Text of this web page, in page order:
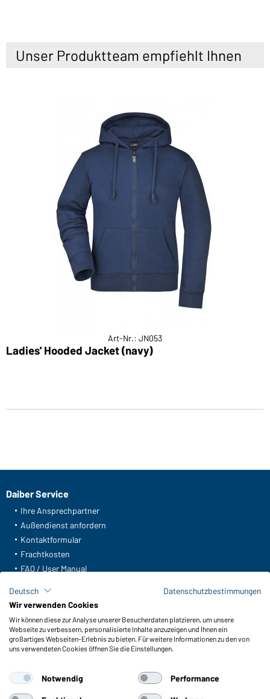
Unser Produktteam empfiehlt Ihnen
Art-Nr.: JN053
Ladies' Hooded Jacket (navy)
Daiber Service
Ihre Ansprechpartner
Außendienst anfordern
Kontaktformular
Frachtkosten
FAQ / User Manual
Meldeportal nach Hinweisgeberschutz
Funktionen & Pflege
Produkteigenschaften
Pflegehinweise
Farben
Deutsch
Datenschutzbestimmungen
Wir verwenden Cookies
Wir können diese zur Analyse unserer Besucherdaten platzieren, um unsere
Webseite zu verbessern, personalisierte Inhalte anzuzeigen und Ihnen ein
großartiges Webseiten-Erlebnis zu bieten. Für weitere Informationen zu den von
uns verwendeten Cookies öffnen Sie die Einstellungen.
Notwendig Performance